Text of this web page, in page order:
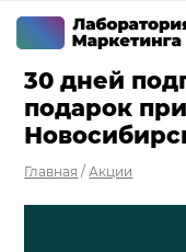
г. Новосибирск
30 дней
подарок
Главная /Акции